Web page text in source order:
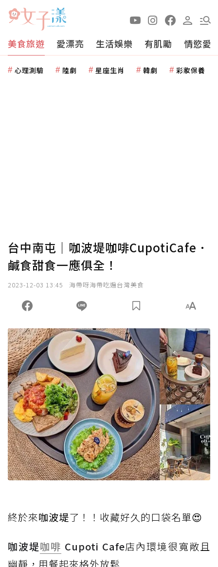
美食旅遊 愛漂亮 生活娛樂 有肌勵 情慾愛
心理測驗 陸劇 星座生肖 韓劇 彩妝保養
台中南屯｜咖波堤咖啡CupotiCafe．
鹹食甜食一應俱全！
2023-12-03 13:45 海帶呀海帶吃遍台灣美食
終於來咖波堤了！！收藏好久的口袋名單😍
咖波堤咖啡 Cupoti Cafe店內環境很寬敞且
幽靜，用餐起來格外放鬆